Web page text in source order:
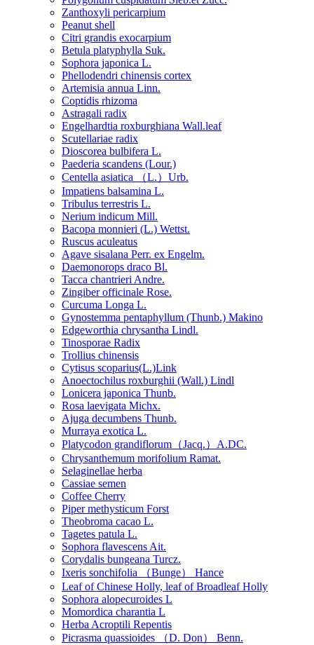
Zanthoxyli pericarpium
Peanut shell
Citri grandis exocarpium
Betula platyphylla Suk.
Sophora japonica L.
Phellodendri chinensis cortex
Artemisia annua Linn.
Coptidis rhizoma
Astragali radix
Engelhardtia roxburghiana Wall.leaf
Scutellariae radix
Dioscorea bulbifera L.
Paederia scandens (Lour.)
Centella asiatica （L.）Urb.
Impatiens balsamina L.
Tribulus terrestris L.
Nerium indicum Mill.
Bacopa monnieri (L.) Wettst.
Ruscus aculeatus
Agave sisalana Perr. ex Engelm.
Daemonorops draco Bl.
Tacca chantrieri Andre.
Zingiber officinale Rose.
Curcuma Longa L.
Gynostemma pentaphyllum (Thunb.) Makino
Edgeworthia chrysantha Lindl.
Tinosporae Radix
Trollius chinensis
Cytisus scoparius(L.)Link
Anoectochilus roxburghii (Wall.) Lindl
Lonicera japonica Thunb.
Rosa laevigata Michx.
Ajuga decumbens Thunb.
Murraya exotica L.
Platycodon grandiflorum（Jacq.）A.DC.
Chrysanthemum morifolium Ramat.
Selaginellae herba
Cassiae semen
Coffee Cherry
Piper methysticum Forst
Theobroma cacao L.
Tagetes patula L.
Sophora flavescens Ait.
Corydalis bungeana Turcz.
Ixeris sonchifolia （Bunge） Hance
Leaf of Chinese Holly, leaf of Broadleaf Holly
Sophora alopecuroides L
Momordica charantia L
Herba Acroptili Repentis
Picrasma quassioides （D. Don） Benn.